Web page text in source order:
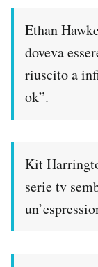
Ethan
doveva
riuscito a
ok”.
Kit
serie tv